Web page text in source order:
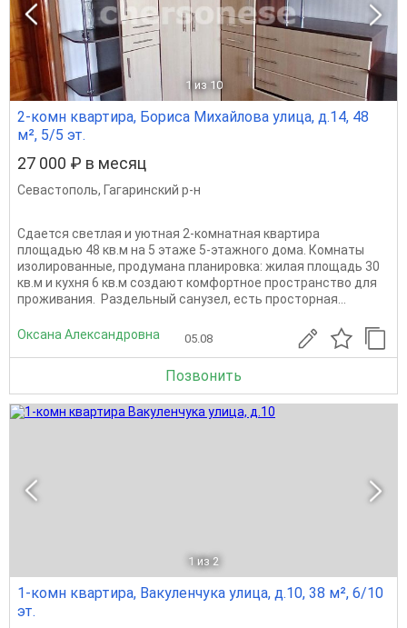
1 из 10
2-комн квартира, Бориса Михайлова улица, д.14, 48
м², 5/5 эт.
27 000 ₽ в месяц
Севастополь, Гагаринский р-н
Сдается светлая и уютная 2-комнатная квартира
площадью 48 кв.м на 5 этаже 5-этажного дома. Комнаты
изолированные, продумана планировка: жилая площадь 30
кв.м и кухня 6 кв.м создают комфортное пространство для
проживания. Раздельный санузел, есть просторная...
Оксана Александровна 05.08
Позвонить
1 из 2
1-комн квартира, Вакуленчука улица, д.10, 38 м², 6/10
эт.